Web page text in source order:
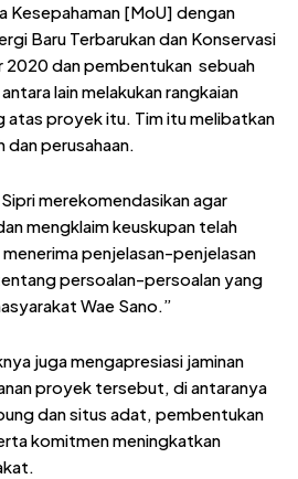
Kesepahaman [MoU] dengan
Baru Terbarukan dan Konservasi
2020 dan pembentukan sebuah
lain melakukan rangkaian
atas proyek itu. Tim itu melibatkan
perusahaan.
merekomendasikan agar
mengklaim keuskupan telah
penjelasan-penjelasan
persoalan-persoalan yang
Wae Sano.”
juga mengapresiasi jaminan
proyek tersebut, di antaranya
dan situs adat, pembentukan
komitmen meningkatkan